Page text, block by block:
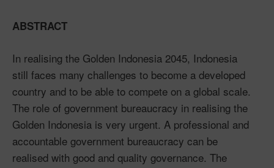
ABSTRACT
In realising the Golden Indonesia 2045, Indonesia
still faces many challenges to become a developed
country and to be able to compete on a global scale.
The role of government bureaucracy in realising the
Golden Indonesia is very urgent. A professional and
accountable government bureaucracy can be
realised with good and quality governance. The